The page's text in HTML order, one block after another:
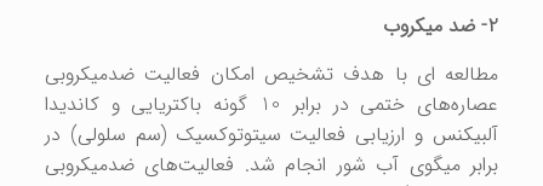
2- ضد میکروب
مطالعه ای با هدف تشخیص امکان فعالیت ضدمیکروبی
عصاره‌های ختمی در برابر 10 گونه باکتریایی و کاندیدا
آلبیکنس و ارزیابی فعالیت سیتوتوکسیک (سم سلولی) در
برابر میگوی آب شور انجام شد. فعالیت‌های ضدمیکروبی